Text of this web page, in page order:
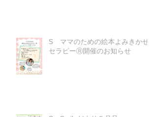
S ママのための絵本よみきかせ
セラピーⓇ開催のお知らせ